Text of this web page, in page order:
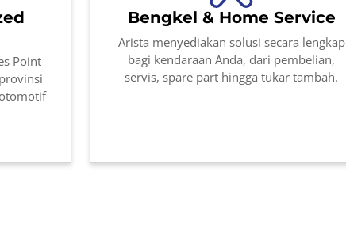
Point
Bengkel & Home Service
Arista menyediakan solusi secara lengkap
bagi kendaraan Anda, dari pembelian,
servis, spare part hingga tukar tambah.